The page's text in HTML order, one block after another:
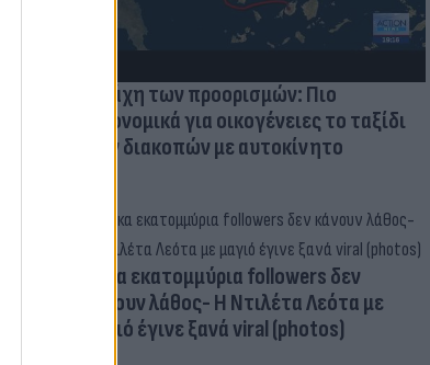
Η μάχη των προορισμών: Πιο
οικονομικά για οικογένειες το ταξίδι
των διακοπών με αυτοκίνητο
Δέκα εκατομμύρια followers δεν
κάνουν λάθος- Η Ντιλέτα Λεότα με
μαγιό έγινε ξανά viral (photos)